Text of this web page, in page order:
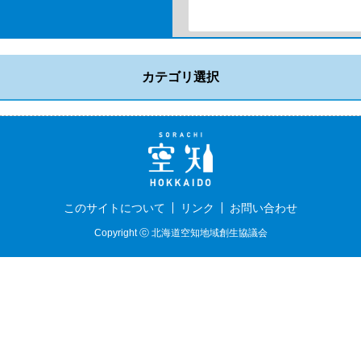
カテゴリ選択
このサイトについて リンク お問い合わせ
Copyright ⓒ 北海道空知地域創生協議会